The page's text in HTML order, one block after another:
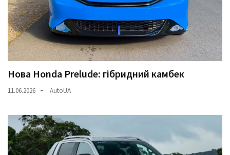
Нова Honda Prelude: гібридний камбек
11.06.2026 AutoUA